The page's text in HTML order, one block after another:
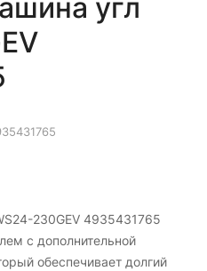
угл
230GEV 4935431765
с дополнительной
обеспечивает долгий